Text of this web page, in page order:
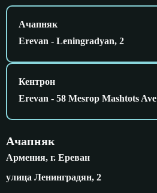
Ачапняк
Erevan - Leningradyan, 2
Кентрон
Erevan - 58 Mesrop Mashtots Ave
Ачапняк
Армения, г. Ереван
улица Ленинградян, 2